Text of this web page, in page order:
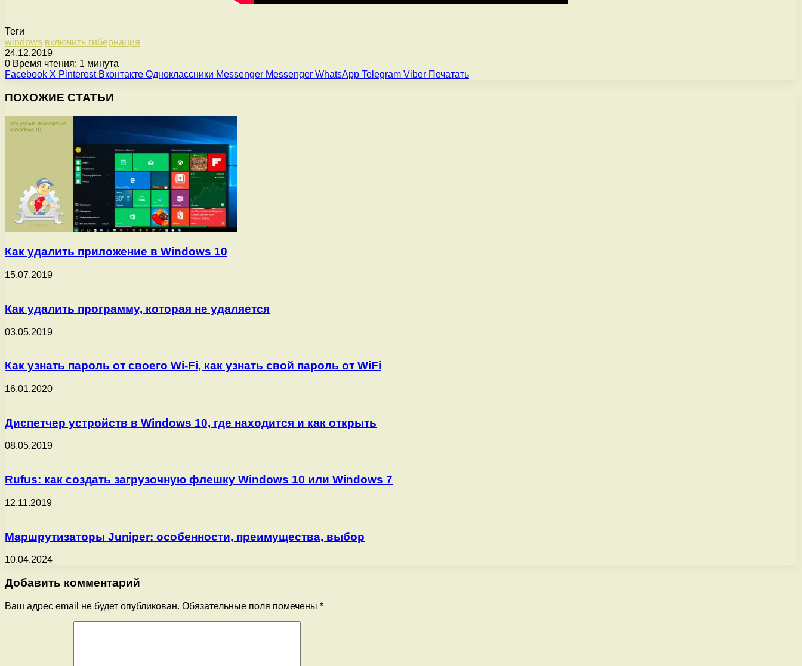
Теги
windows включить гибернация
24.12.2019
0 Время чтения: 1 минута
Facebook X Pinterest Вконтакте Одноклассники Messenger Messenger WhatsApp Telegram Viber Печатать
ПОХОЖИЕ СТАТЬИ
Как удалить приложение в Windows 10
15.07.2019
Как удалить программу, которая не удаляется
03.05.2019
Как узнать пароль от своего Wi-Fi, как узнать свой пароль от WiFi
16.01.2020
Диспетчер устройств в Windows 10, где находится и как открыть
08.05.2019
Rufus: как создать загрузочную флешку Windows 10 или Windows 7
12.11.2019
Маршрутизаторы Juniper: особенности, преимущества, выбор
10.04.2024
Добавить комментарий
Ваш адрес email не будет опубликован. Обязательные поля помечены *